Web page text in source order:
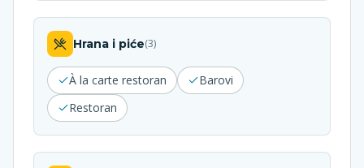
Hrana i piće(3)
À la carte restoran
Barovi
Restoran